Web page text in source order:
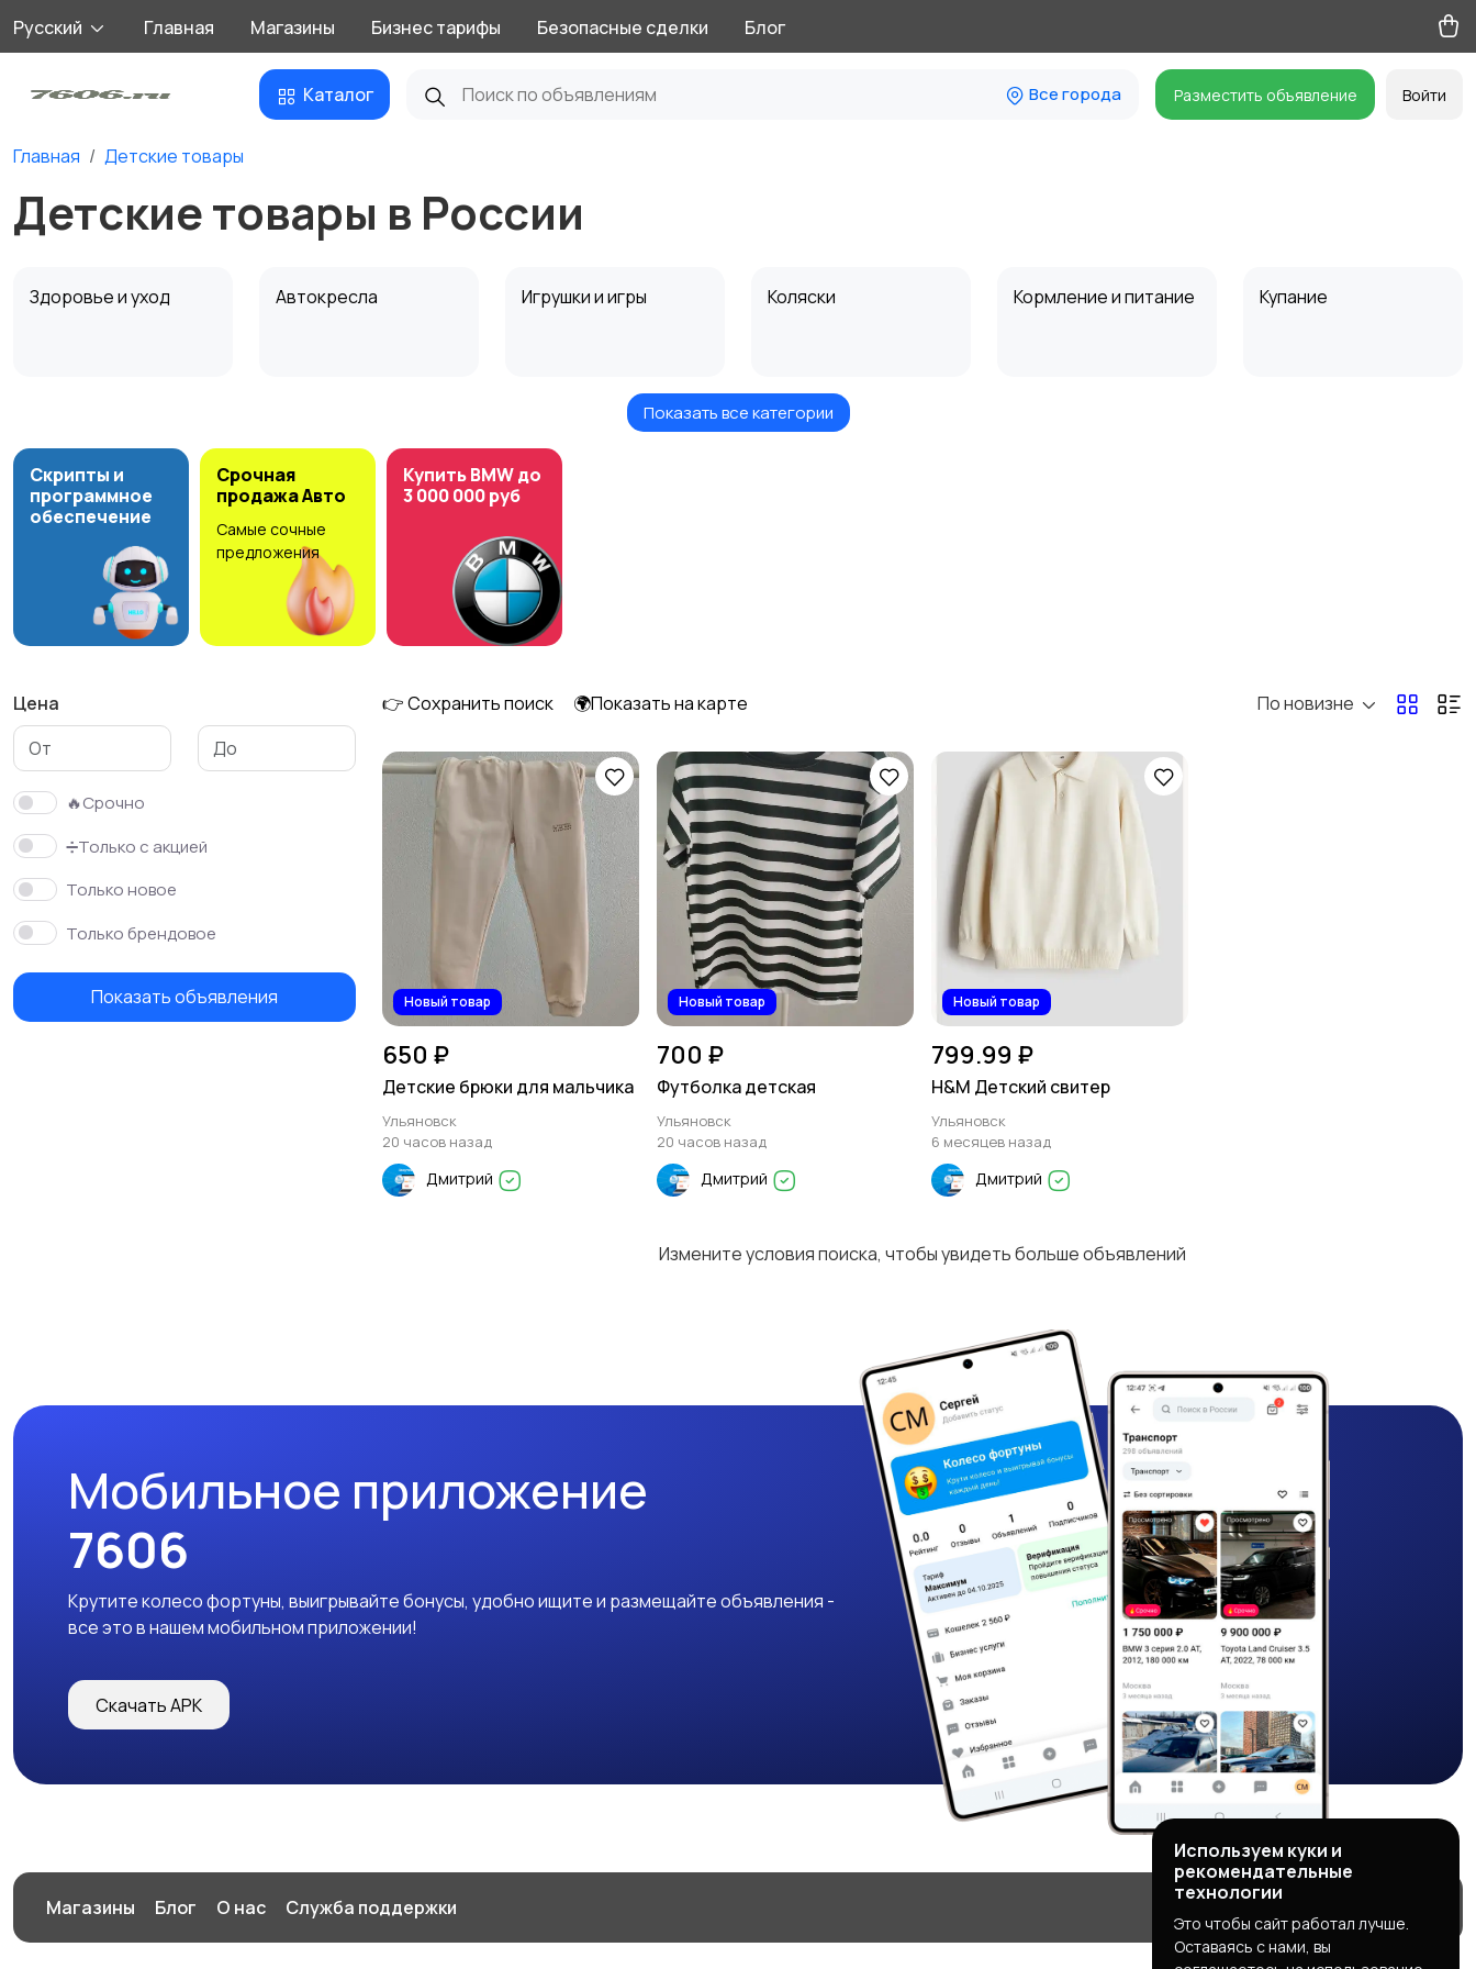
Русский Главная Магазины Бизнес тарифы Безопасные сделки Блог
Каталог Все города Разместить объявление Войти
Главная Детские товары
Детские товары в России
Здоровье и уход Автокресла Игрушки и игры Коляски Кормление и питание Купание
детской
Радио- и видеоняни Товары для мам
Детская одежда и
Показать все категории
Скрипты и
программное
обеспечение
Срочная
продажа Авто
Самые сочные
предложения
Купить BMW до
3 000 000 руб
Цена
🔥Срочно
➗Только с акцией
Только новое
Только брендовое
Показать объявления
👉 Сохранить поиск 🌍Показать на карте По новизне
Новый товар
650 ₽
Детские брюки для мальчика
Ульяновск
20 часов назад
Дмитрий
Новый товар
700 ₽
Футболка детская
Ульяновск
20 часов назад
Дмитрий
Новый товар
799.99 ₽
H&M Детский свитер
Ульяновск
6 месяцев назад
Дмитрий
Измените условия поиска, чтобы увидеть больше объявлений
Мобильное приложение
7606
Крутите колесо фортуны, выигрывайте бонусы, удобно ищите и размещайте объявления -
все это в нашем мобильном приложении!
Скачать APK
Магазины Блог О нас Служба поддержки
Используем куки и
рекомендательные
технологии
Это чтобы сайт работал лучше.
Оставаясь с нами, вы